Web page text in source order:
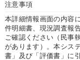
注意事項
本詳細情報画面の内容
件明細書、現況調査報
ご確認ください（民事
があります）。本シス
書」及び「評価書」に